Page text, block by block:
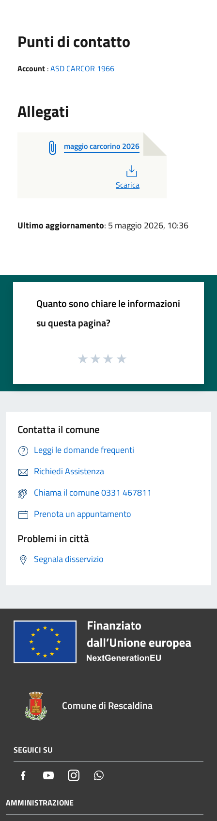
Punti di contatto
Account :ASD CARCOR 1966
Allegati
maggio carcorino 2026
Scarica
Ultimo aggiornamento: 5 maggio 2026, 10:36
Quanto sono chiare le informazioni
su questa pagina?
Contatta il comune
Leggi le domande frequenti
Richiedi Assistenza
Chiama il comune 0331 467811
Prenota un appuntamento
Problemi in città
Segnala disservizio
Comune di Rescaldina
SEGUICI SU
Facebook YoutubeInstagram
AMMINISTRAZIONE